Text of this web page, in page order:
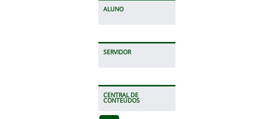
ALUNO
SERVIDOR
CENTRAL DE
CONTEÚDOS